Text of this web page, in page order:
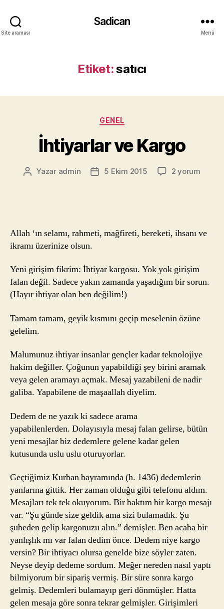
Site araması
Sadican
Menü
Etiket:satıcı
Kategoriler
GENEL
İhtiyarlar ve Kargo
Yazının
Yazar admin
Yazı5 Ekim 2015
İhtiyarlar
2 yorum
Allah ‘ın selamı, rahmeti, mağfireti, bereketi, ihsanı ve
ikramı üzerinize olsun.
Yeni girişim fikrim: İhtiyar kargosu. Yok yok girişim
falan değil. Sadece yakın zamanda yaşadığım bir sorun.
(Hayır ihtiyar olan ben değilim!)
Tamam tamam, geyik kısmını geçip meselenin özüne
gelelim.
Malumunuz ihtiyar insanlar gençler kadar teknolojiye
hakim değiller. Çoğunun yapabildiği şey birini aramak
veya gelen aramayı açmak. Mesaj yazabileni de nadir
galiba. Yapabilene de maşaallah diyelim.
Dedem de ne yazık ki sadece arama
yapabilenlerden. Dolayısıyla mesaj falan gelirse, bütün
yeni mesajlar biz dedemlere gelene kadar gelen
kutusunda uslu uslu oturuyorlar.
Geçtiğimiz Kurban bayramında (h. 1436) dedemlerin
yanlarına gittik. Her zaman olduğu gibi telefonu aldım.
Mesajları tek tek okuyorum. Bir baktım bir kargo mesajı
var. “Şu günde size geldik ama sizi bulamadık. Şu
şubeden gelip kargonuzu alın.” demişler. Ben acaba bir
yanlışlık mı var falan dedim önce. Dedem niye kargo
versin? Bir ihtiyacı olursa genelde bize söyler zaten.
Neyse deyip dedeme sordum. Meğer nereden nasıl yaptı
bilmiyorum bir sipariş vermiş. Bir süre sonra kargo
gelmiş. Dedemleri bulamayıp geri dönmüşler. Hatta
gelen mesaja göre sonra tekrar gelmişler. Girişimleri